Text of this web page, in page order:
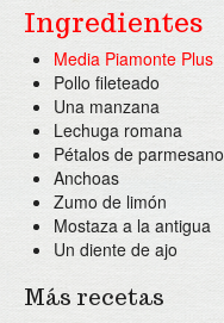
Ingredientes
Media Piamonte Plus
Pollo fileteado
Una manzana
Lechuga romana
Pétalos de parmesano
Anchoas
Zumo de limón
Mostaza a la antigua
Un diente de ajo
Más recetas